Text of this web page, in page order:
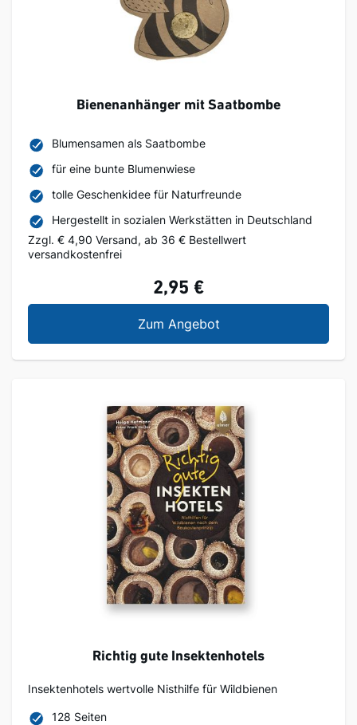
Bienenanhänger mit Saatbombe
Blumensamen als Saatbombe
für eine bunte Blumenwiese
tolle Geschenkidee für Naturfreunde
Hergestellt in sozialen Werkstätten in Deutschland
Zzgl. € 4,90 Versand, ab 36 € Bestellwert
versandkostenfrei
2,95 €
Zum AngebotBienenanhänger mit
Richtig gute Insektenhotels
Insektenhotels wertvolle Nisthilfe für Wildbienen
128 Seiten